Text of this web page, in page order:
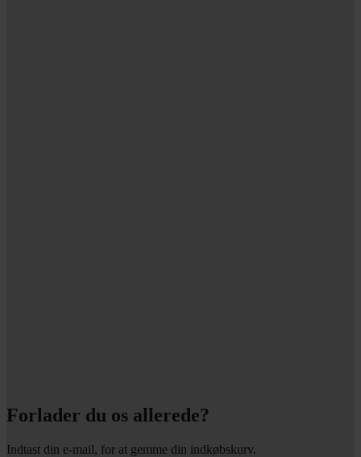
Forlader du os allerede?
Indtast din e-mail, for at gemme din indkøbskurv.